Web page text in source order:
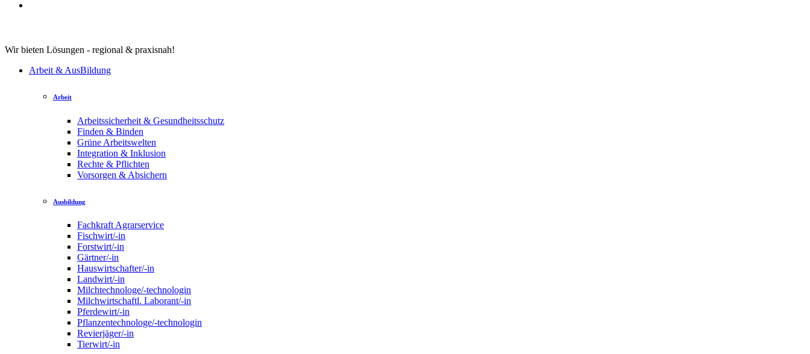
Wir bieten Lösungen - regional & praxisnah!
Arbeit & AusBildung
Arbeit
Arbeitssicherheit & Gesundheitsschutz
Finden & Binden
Grüne Arbeitswelten
Integration & Inklusion
Rechte & Pflichten
Vorsorgen & Absichern
Ausbildung
Fachkraft Agrarservice
Fischwirt/-in
Forstwirt/-in
Gärtner/-in
Hauswirtschafter/-in
Landwirt/-in
Milchtechnologe/-technologin
Milchwirtschaftl. Laborant/-in
Pferdewirt/-in
Pflanzentechnologe/-technologin
Revierjäger/-in
Tierwirt/-in